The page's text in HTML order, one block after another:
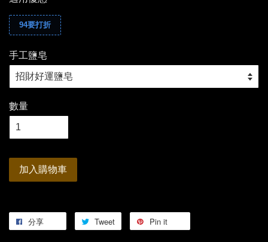
94要打折
手工鹽皂
數量
加入購物車
分享 Tweet Pin it